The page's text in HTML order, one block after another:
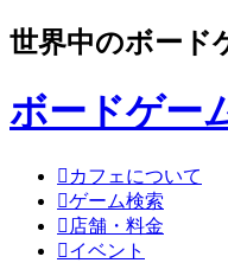
世界中のボード
ボードゲー
カフェについて
ゲーム検索
店舗・料金
イベント